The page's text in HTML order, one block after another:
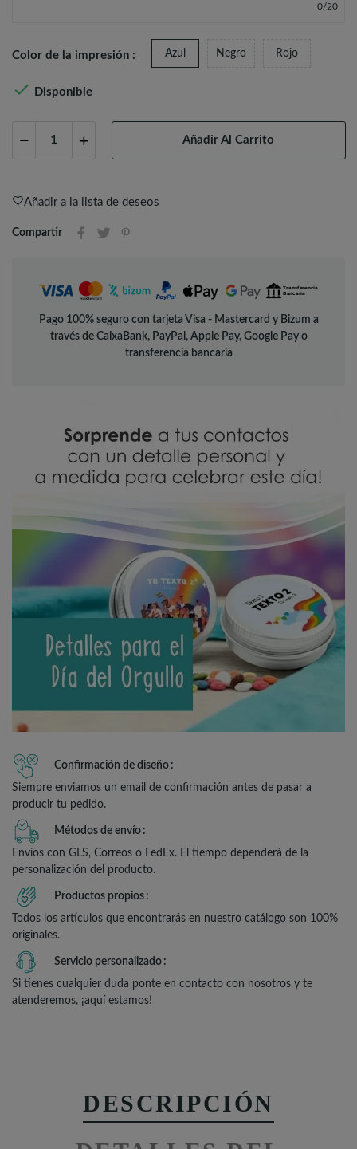
0/20
Color de la impresión : Azul Negro Rojo
 Disponible
Añadir Al Carrito
Añadir a la lista de deseos
Compartir
Pago 100% seguro con tarjeta Visa - Mastercard y Bizum a
través de CaixaBank, PayPal, Apple Pay, Google Pay o
transferencia bancaria
Confirmación de diseño
Siempre enviamos un email de confirmación antes de pasar a
producir tu pedido.
Métodos de envío
Envíos con GLS, Correos o FedEx. El tiempo dependerá de la
personalización del producto.
Productos propios
Todos los artículos que encontrarás en nuestro catálogo son 100%
originales.
Servicio personalizado
Si tienes cualquier duda ponte en contacto con nosotros y te
atenderemos, ¡aquí estamos!
DESCRIPCIÓN